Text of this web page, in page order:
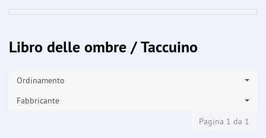
Libro delle ombre / Taccuino
Ordinamento
Fabbricante
Pagina 1 da 1